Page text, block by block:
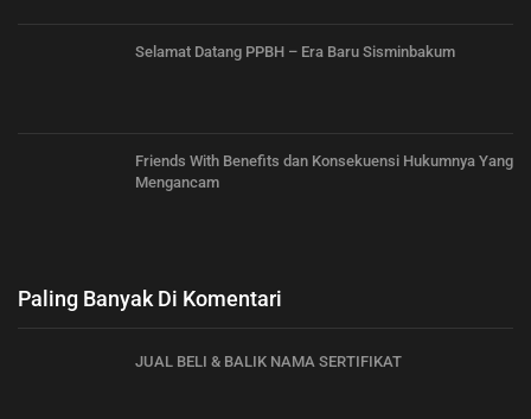
Selamat Datang PPBH – Era Baru Sisminbakum
Friends With Benefits dan Konsekuensi Hukumnya Yang
Mengancam
Paling Banyak Di Komentari
JUAL BELI & BALIK NAMA SERTIFIKAT